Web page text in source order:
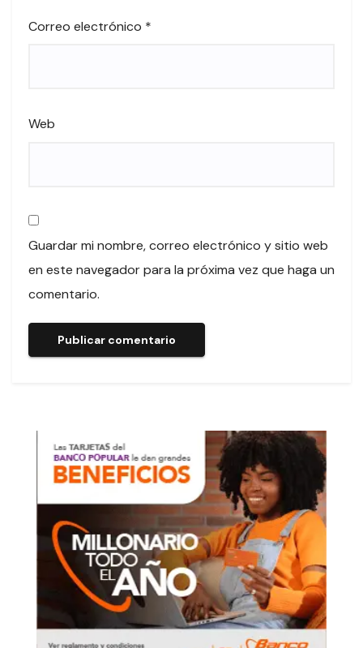
Correo electrónico *
Web
Guardar mi nombre, correo electrónico y sitio web
en este navegador para la próxima vez que haga un
comentario.